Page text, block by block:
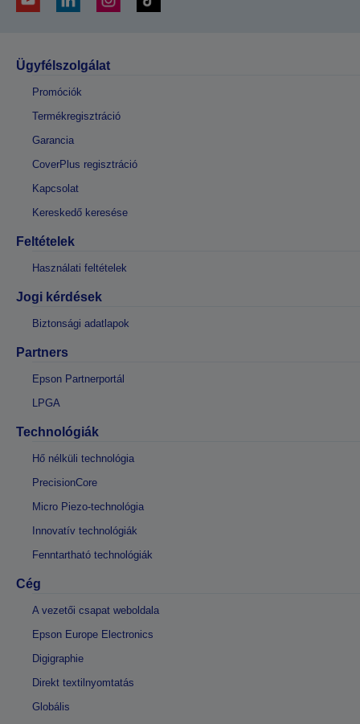
Ügyfélszolgálat
Promóciók
Termékregisztráció
Garancia
CoverPlus regisztráció
Kapcsolat
Kereskedő keresése
Feltételek
Használati feltételek
Jogi kérdések
Biztonsági adatlapok
Partners
Epson Partnerportál
LPGA
Technológiák
Hő nélküli technológia
PrecisionCore
Micro Piezo-technológia
Innovatív technológiák
Fenntartható technológiák
Cég
A vezetői csapat weboldala
Epson Europe Electronics
Digigraphie
Direkt textilnyomtatás
Globális